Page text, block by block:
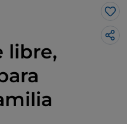
libre,
Me